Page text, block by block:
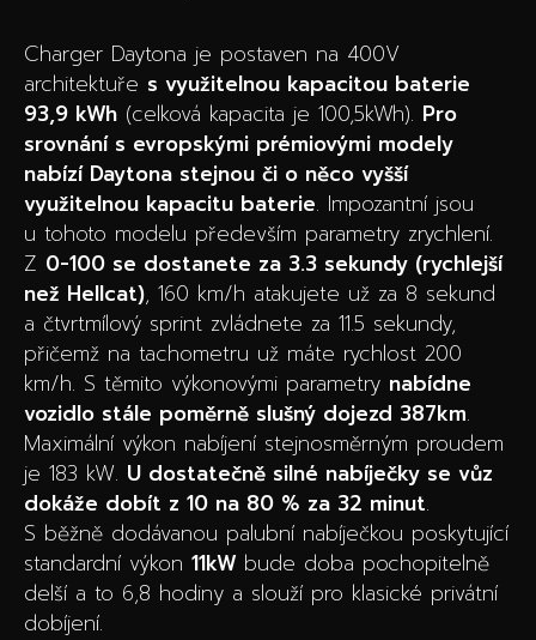
Charger Daytona je postaven na 400V
architektuře s využitelnou kapacitou baterie
93,9 kWh (celková kapacita je 100,5kWh). Pro
srovnání s evropskými prémiovými modely
nabízí Daytona stejnou či o něco vyšší
využitelnou kapacitu baterie. Impozantní jsou
u tohoto modelu především parametry zrychlení.
Z 0-100 se dostanete za 3.3 sekundy (rychlejší
než Hellcat), 160 km/h atakujete už za 8 sekund
a čtvrtmílový sprint zvládnete za 11.5 sekundy,
přičemž na tachometru už máte rychlost 200
km/h. S těmito výkonovými parametry nabídne
vozidlo stále poměrně slušný dojezd 387km.
Maximální výkon nabíjení stejnosměrným proudem
je 183 kW. U dostatečně silné nabíječky se vůz
dokáže dobít z 10 na 80 % za 32 minut.
S běžně dodávanou palubní nabíječkou poskytující
standardní výkon 11kW bude doba pochopitelně
delší a to 6,8 hodiny a slouží pro klasické privátní
dobíjení.